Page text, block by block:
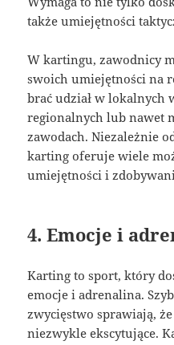
także umiejętności
W kartingu, zawodnicy
swoich umiejętności na
brać udział w lokalnych
regionalnych lub nawet
zawodach. Niezależnie
karting oferuje wiele
umiejętności i
4. Emocje i
Karting to sport, który
emocje i adrenalina.
zwycięstwo sprawiają,
niezwykle ekscytujące.